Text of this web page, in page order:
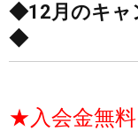
◆12月のキャ
◆
★入会金無